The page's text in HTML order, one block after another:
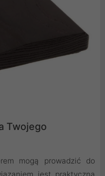
Twojego
mogą prowadzić do